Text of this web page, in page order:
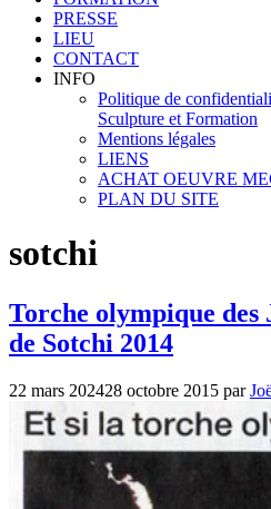
PRESSE
LIEU
CONTACT
INFO
Politique de
Sculpture et Formation
Mentions légales
LIENS
ACHAT OEUVRE
PLAN DU SITE
sotchi
Torche olympique des
de Sotchi 2014
22 mars 202428 octobre 2015 par